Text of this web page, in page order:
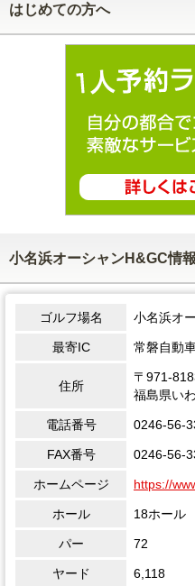
はじめての方へ
小名浜オーシャンH&GC情報
ゴルフ場名 小名浜オ
最寄IC 常磐自動
住所
〒971-
福島県い
電話番号 0246-56-
FAX番号 0246-56-
ホームページ https://
ホール 18ホール
パー 72
ヤード 6,118